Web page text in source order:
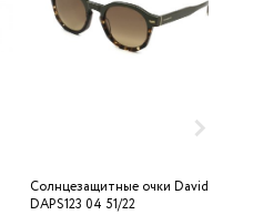
Солнцезащитные очки Davidoff
DAPS123 04 51/22